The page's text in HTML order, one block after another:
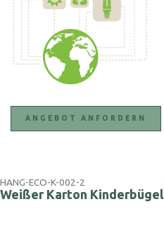
ANGEBOT ANFORDERN
HANG-ECO-K-002-2
Weißer Karton Kinderbügel